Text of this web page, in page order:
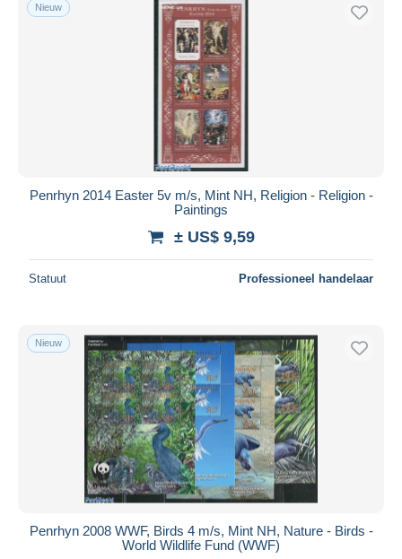
Nieuw
Penrhyn 2014 Easter 5v m/s, Mint NH, Religion - Religion -
Paintings
± US$ 9,59
Statuut Professioneel handelaar
Nieuw
Penrhyn 2008 WWF, Birds 4 m/s, Mint NH, Nature - Birds -
World Wildlife Fund (WWF)